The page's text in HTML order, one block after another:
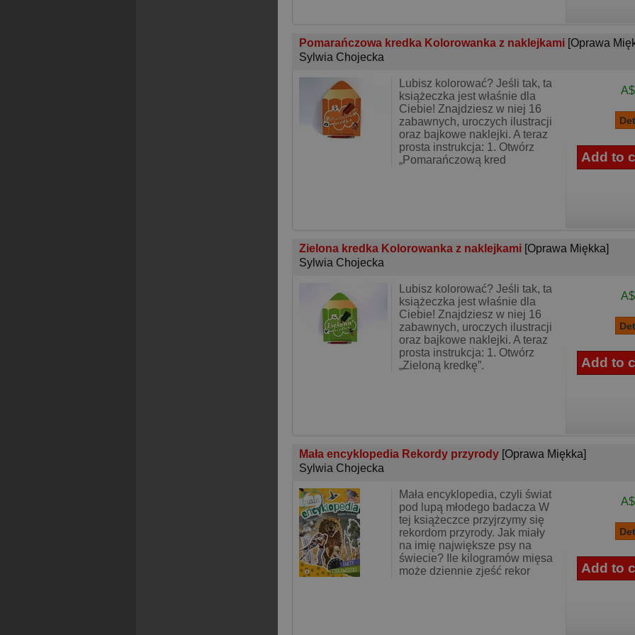
Pomarańczowa kredka Kolorowanka z naklejkami [Oprawa
Sylwia Chojecka
Lubisz kolorować? Jeśli tak, ta
książeczka jest właśnie dla
Ciebie! Znajdziesz w niej 16
zabawnych, uroczych ilustracji
oraz bajkowe naklejki. A teraz
prosta instrukcja: 1. Otwórz
„Pomarańczową kred
Zielona kredka Kolorowanka z naklejkami [Oprawa Miękka]
Sylwia Chojecka
Lubisz kolorować? Jeśli tak, ta
książeczka jest właśnie dla
Ciebie! Znajdziesz w niej 16
zabawnych, uroczych ilustracji
oraz bajkowe naklejki. A teraz
prosta instrukcja: 1. Otwórz
„Zieloną kredkę”.
Mała encyklopedia Rekordy przyrody [Oprawa Miękka]
Sylwia Chojecka
Mała encyklopedia, czyli świat
pod lupą młodego badacza W
tej książeczce przyjrzymy się
rekordom przyrody. Jak miały
na imię największe psy na
świecie? Ile kilogramów mięsa
może dziennie zjeść rekor